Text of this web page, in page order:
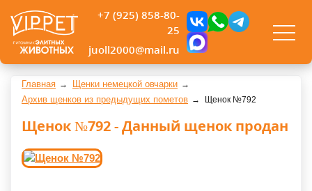
+7 (925) 858-80-
25
juoll2000@mail.ru
Главная
Щенки немецкой овчарки
Архив щенков из предыдущих пометов
Щенок №792
Щенок №792 - Данный щенок продан